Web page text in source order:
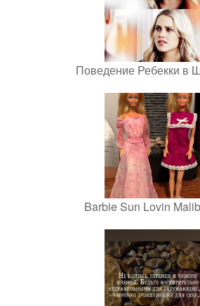
Поведение Ребекки в
Barbie Sun Lovin